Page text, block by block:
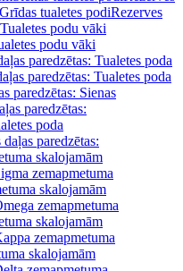
Grīdas tualetes podiRezerves
Tualetes podu vāki
podu vāki
paredzētas: Tualetes poda
paredzētas: Tualetes poda
paredzētas: Sienas
paredzētas:
poda
paredzētas:
skalojamām
zemapmetuma
skalojamām
zemapmetuma
skalojamām
zemapmetuma
skalojamām